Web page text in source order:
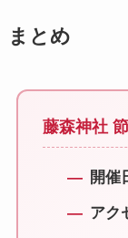
まとめ
藤森神社
開催
アク